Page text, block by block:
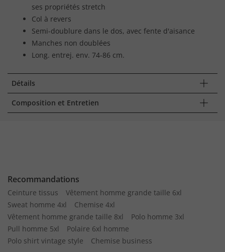
ses propriétés stretch
Col à revers
Semi-doublure dans le dos, avec fente d'aisance
Manches non doublées
Long. entrej. env. 74-86 cm.
Détails
Composition et Entretien
Recommandations
Ceinture tissus
Vêtement homme grande taille 6xl
Sweat homme 4xl
Chemise 4xl
Vêtement homme grande taille 8xl
Polo homme 3xl
Pull homme 5xl
Polaire 6xl homme
Polo shirt vintage style
Chemise business